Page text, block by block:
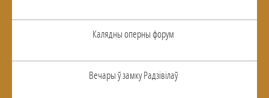
Калядны оперны форум
Вечары ў замку Радзiвiлаў